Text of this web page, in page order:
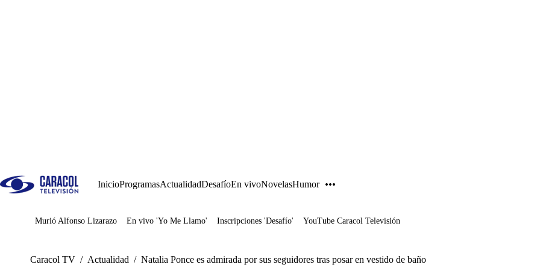
InicioProgramasActualidadDesafíoEn vivoNovelasHumor
Juegos
Murió Alfonso Lizarazo En vivo 'Yo Me Llamo' Inscripciones 'Desafío' YouTube Caracol Televisión
Caracol TV / Actualidad / Natalia Ponce es admirada por sus seguidores tras posar en vestido de baño